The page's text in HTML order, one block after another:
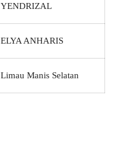
YENDRIZAL
ELYA ANHARIS
Limau Manis Selatan